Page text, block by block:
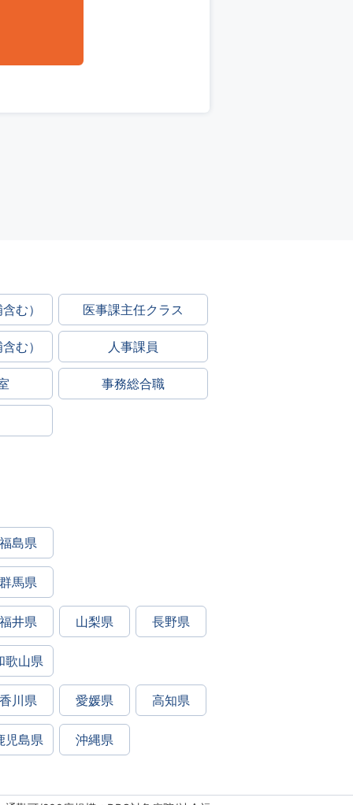
む） 医事課主任クラス
む） 人事課員
事務総合職
福島県
群馬県
福井県 山梨県 長野県
歌山県
香川県 愛媛県 高知県
児島県 沖縄県